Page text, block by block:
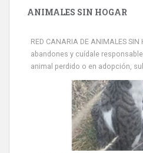
ANIMALES SIN HOGAR
RED CANARIA DE ANIMALES
abandones y cuídale
animal perdido o en adopción,